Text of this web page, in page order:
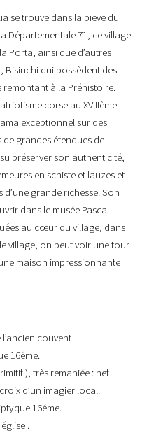
se trouve dans la pieve du
Départementale 71, ce village
Porta, ainsi que d’autres
Bisinchi qui possèdent des
à la Préhistoire.
corse au XVIIIème
exceptionnel sur des
grandes étendues de
préserver son authenticité,
en schiste et lauzes et
grande richesse. Son
dans le musée Pascal
au cœur du village, dans
village, on peut voir une tour
maison impressionnante
l’ancien couvent
16éme.
), très remaniée : nef
d’un imagier local.
16éme.
.